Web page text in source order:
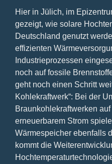
Hier in Jülich, im
gezeigt, wie solare
Deutschland genutzt
effizienten
Industrieprozessen
noch auf fossile
geht noch einen Schritt
Kohlekraftwerk“: Bei der
Braunkohlekraftwerken
erneuerbarem Strom
Wärmespeicher ebenfalls
kommt die